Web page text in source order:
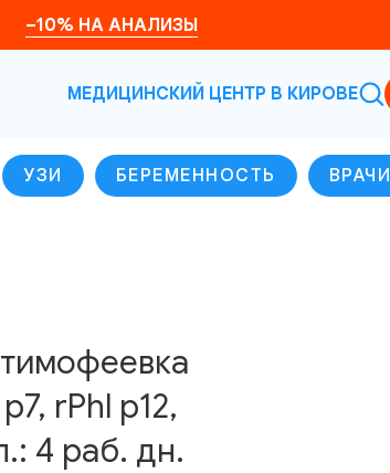
–10% НА АНАЛИЗЫ
МЕДИЦИНСКИЙ ЦЕНТР В КИРОВЕ
УЗИ БЕРЕМЕННОСТЬ ВРАЧИ
rPhl p12,
4 раб. дн.